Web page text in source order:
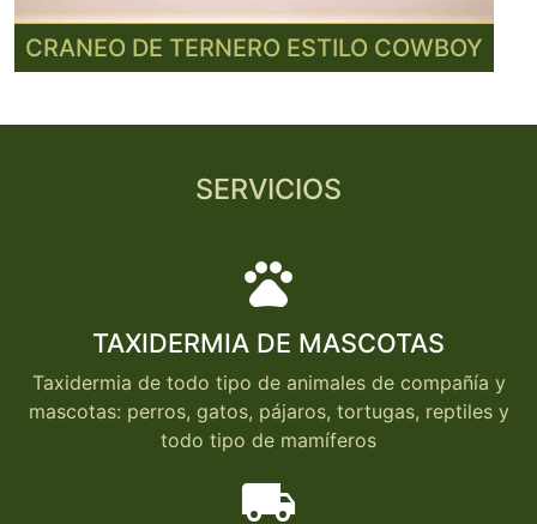
CRANEO DE TERNERO ESTILO COWBOY
SERVICIOS
pets
TAXIDERMIA DE MASCOTAS
Taxidermia de todo tipo de animales de compañía y
mascotas: perros, gatos, pájaros, tortugas, reptiles y
todo tipo de mamíferos
local_shipping